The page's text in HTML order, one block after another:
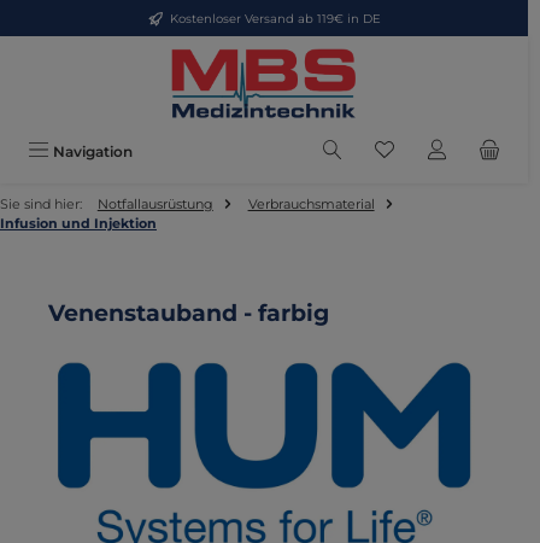
Zum Hauptinhalt springenKostenloser Versand ab 119€ in DE
Navigation Du hast 0
Sie sind hier: Notfallausrüstung
Verbrauchsmaterial
Infusion und Injektion
Venenstauband - farbig